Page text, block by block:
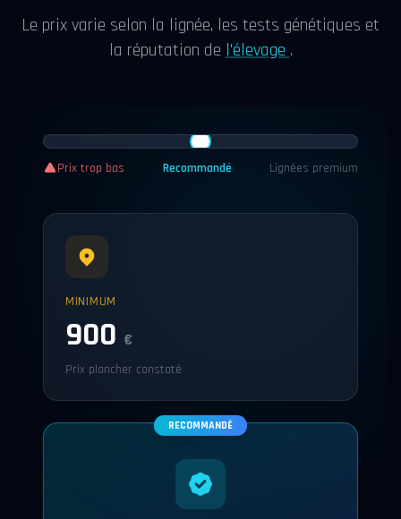
Le prix varie selon la lignée, les tests génétiques et
la réputation de l'élevage .
Prix trop bas Recommandé Lignées premium
MINIMUM
900 €
Prix plancher constaté
RECOMMANDÉ